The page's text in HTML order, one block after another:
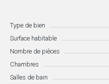
Type de bien
Surface habitable
Nombre de pièces
Chambres
Salles de bain